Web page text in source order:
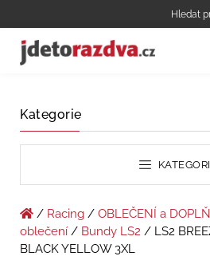
Kategorie
/ Racing / OBLEČENÍ a
oblečení / Bundy LS2 / LS2
BLACK YELLOW 3XL